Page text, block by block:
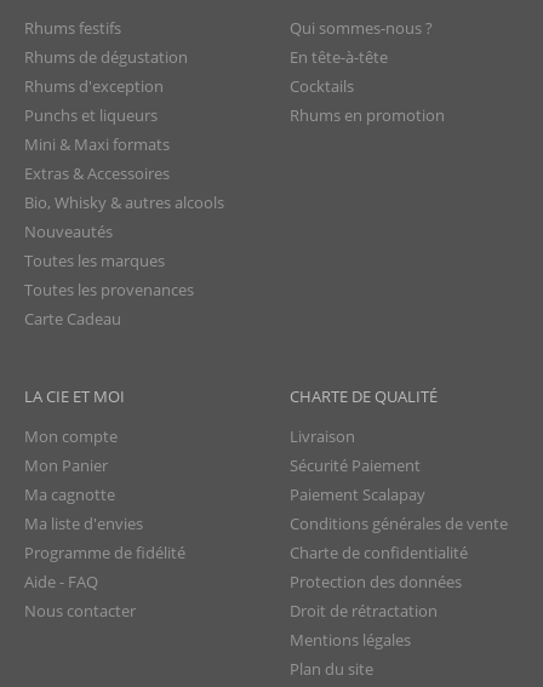
Rhums festifs
Rhums de dégustation
Rhums d'exception
Punchs et liqueurs
Mini & Maxi formats
Extras & Accessoires
Bio, Whisky & autres alcools
Nouveautés
Toutes les marques
Toutes les provenances
Carte Cadeau
Qui sommes-nous ?
En tête-à-tête
Cocktails
Rhums en promotion
LA CIE ET MOI
Mon compte
Mon Panier
Ma cagnotte
Ma liste d'envies
Programme de fidélité
Aide - FAQ
Nous contacter
CHARTE DE QUALITÉ
Livraison
Sécurité Paiement
Paiement Scalapay
Conditions générales de vente
Charte de confidentialité
Protection des données
Droit de rétractation
Mentions légales
Plan du site